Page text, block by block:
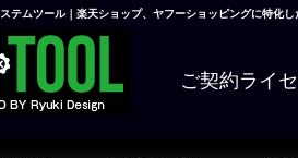
テムツール｜楽天ショップ、ヤフーショッピングに特化
ご契約ライ